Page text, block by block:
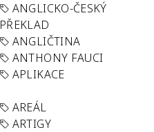
ANGLICKO-ČESKÝ
PŘEKLAD
ANGLIČTINA
ANTHONY FAUCI
APLIKACE
AREÁL
ARTIGY